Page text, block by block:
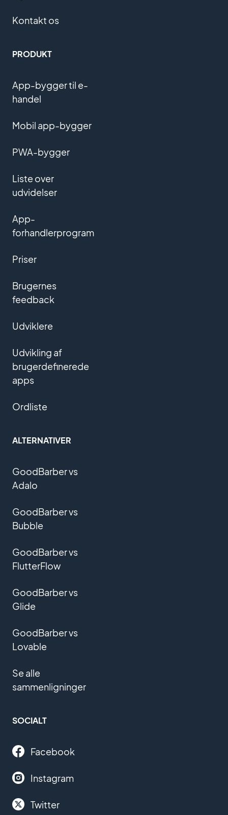
Kontakt os
PRODUKT
App-bygger til e-
handel
Mobil app-bygger
PWA-bygger
Liste over
udvidelser
App-
forhandlerprogram
Priser
Brugernes
feedback
Udviklere
Udvikling af
brugerdefinerede
apps
Ordliste
ALTERNATIVER
GoodBarber vs
Adalo
GoodBarber vs
Bubble
GoodBarber vs
FlutterFlow
GoodBarber vs
Glide
GoodBarber vs
Lovable
Se alle
sammenligninger
SOCIALT
Facebook
Instagram
Twitter